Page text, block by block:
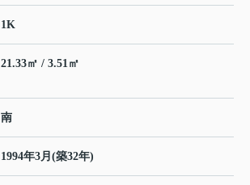
1K
21.33㎡ / 3.51㎡
南
1994年3月(築32年)